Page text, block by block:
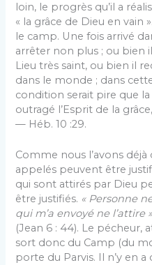
loin, le progrès qu’il a
« la grâce de Dieu en vain
le camp. Une fois arrivé
arrêter non plus ; ou bien
Lieu très saint, ou bien il
dans le monde ; dans
condition serait pire que
outragé l’Esprit de la
— Héb. 10 :29.
Comme nous l’avons
appelés peuvent être
qui sont attirés par Dieu
être justifiés. « Personne
qui m’a envoyé ne l’attire
(Jean 6 : 44). Le pécheur,
sort donc du Camp (du
porte du Parvis. Il n’y en